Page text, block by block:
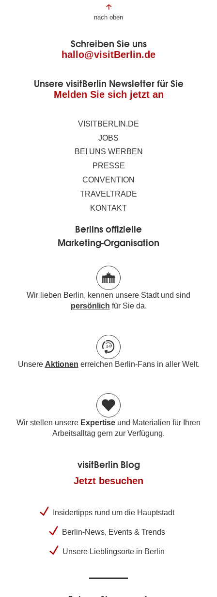
Fußbereich
Seite
nach oben
Schreiben Sie uns
hallo@visitBerlin.de
Unsere visitBerlin Newsletter für Sie
Melden Sie sich jetzt an
VISITBERLIN.DE
JOBS
BEI UNS WERBEN
PRESSE
CONVENTION
TRAVELTRADE
KONTAKT
Berlins offizielle
Marketing-Organisation
Wir lieben Berlin, kennen unsere Stadt und sind
persönlich für Sie da.
Unsere Aktionen erreichen Berlin-Fans in aller Welt.
Wir stellen unsere Expertise und Materialien für Ihren
Arbeitsalltag gern zur Verfügung.
visitBerlin Blog
Jetzt besuchen
Insidertipps rund um die Hauptstadt
Berlin-News, Events & Trends
Unsere Lieblingsorte in Berlin